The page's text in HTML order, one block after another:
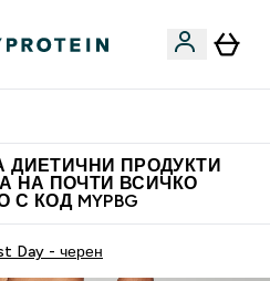
ДИЕТИЧНИ ПРОДУКТИ
НА ПОЧТИ ВСИЧКО
КОД MYPBG
Day - черен